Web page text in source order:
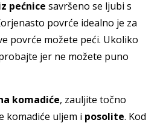
pećnice savršeno se ljubi s
povrće idealno je za
povrće možete peći. Ukoliko
jer ne možete puno
komadiće, zauljite točno
komadiće uljem i posolite. Kod